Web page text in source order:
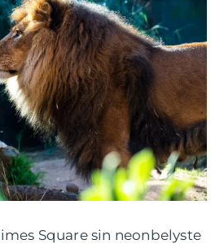
Square sin neonbelyste